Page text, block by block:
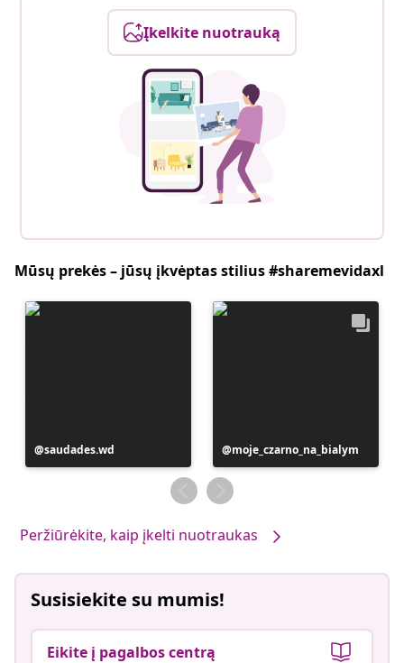
Įkelkite nuotrauką
Mūsų prekės – jūsų įkvėptas stilius #sharemevidaxl
Įrašą
paskelbė
saudades.wd
Įrašą
paskelbė
moje_czarno_na_bialym
Peržiūrėkite, kaip įkelti nuotraukas
Susisiekite su mumis!
Eikite į pagalbos centrą